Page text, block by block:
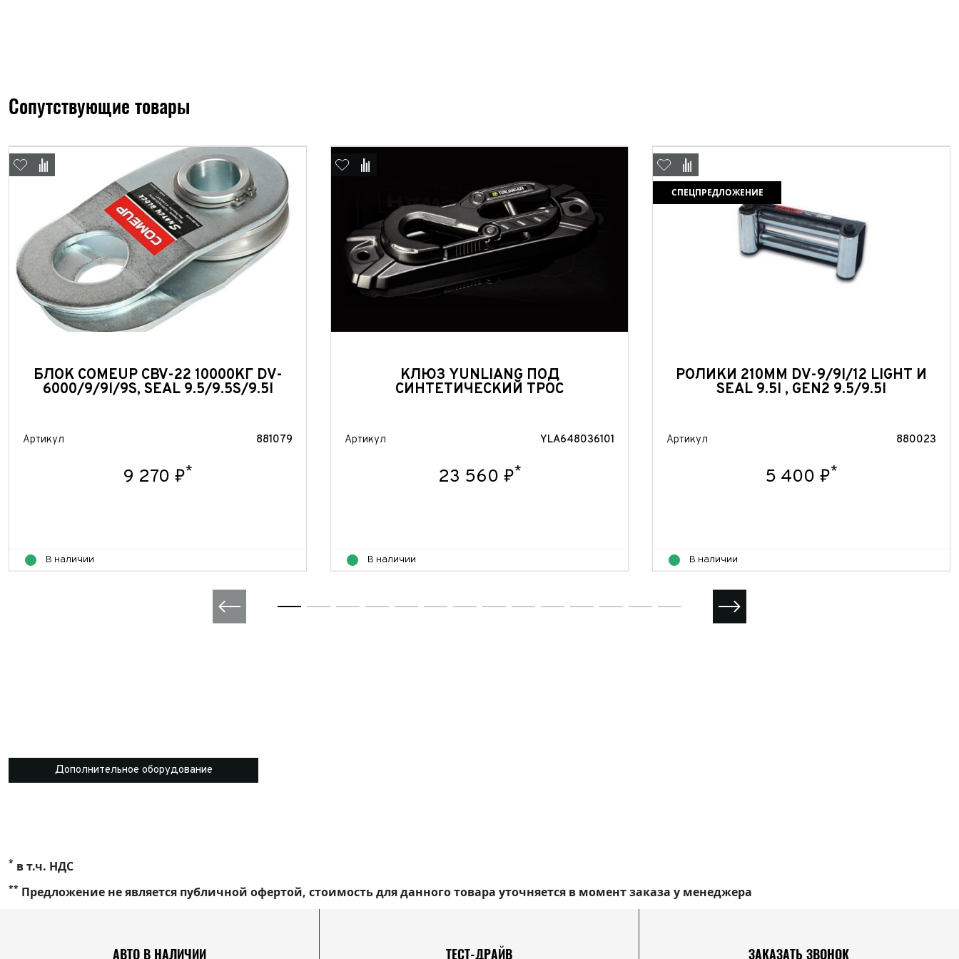
Сопутствующие товары
БЛОК COMEUP CBV-22 10000КГ DV-
6000/9/9I/9S, SEAL 9.5/9.5S/9.5I
Артикул 881079
9 270 ₽*
В наличии
КЛЮЗ YUNLIANG ПОД
СИНТЕТИЧЕСКИЙ ТРОС
Артикул YLA648036101
23 560 ₽*
В наличии
СПЕЦПРЕДЛОЖЕНИЕ
РОЛИКИ 210ММ DV-9/9I/12 LIGHT И
SEAL 9.5I , GEN2 9.5/9.5I
Артикул 880023
5 400 ₽*
В наличии
Дополнительное оборудование
* в т.ч. НДС
** Предложение не является публичной офертой, стоимость для данного товара уточняется в момент заказа у менеджера
АВТО В НАЛИЧИИ ТЕСТ-ДРАЙВ ЗАКАЗАТЬ ЗВОНОК